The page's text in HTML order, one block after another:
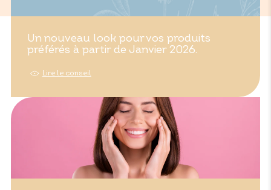
Un nouveau look pour vos produits
préférés à partir de Janvier 2026.
Lire le conseil